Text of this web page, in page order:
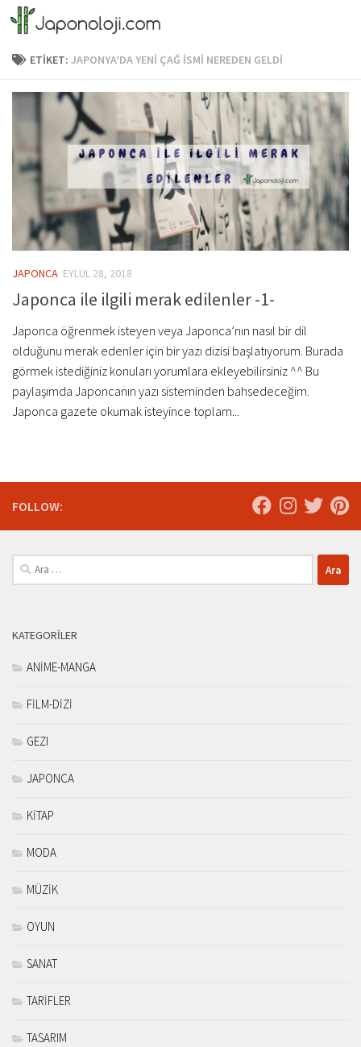
Skip to content
ETIKET: JAPONYA’DA YENI ÇAĞ ISMI NEREDEN GELDI
JAPONCA EYLÜL 28, 2018
Japonca ile ilgili merak edilenler -1-
Japonca öğrenmek isteyen veya Japonca’nın nasıl bir dil
olduğunu merak edenler için bir yazı dizisi başlatıyorum. Burada
görmek istediğiniz konuları yorumlara ekleyebilirsiniz ^^ Bu
paylaşımda Japoncanın yazı sisteminden bahsedeceğim.
Japonca gazete okumak isteyince toplam...
FOLLOW:
Arama:
KATEGORILER
ANİME-MANGA
FİLM-DİZİ
GEZI
JAPONCA
KİTAP
MODA
MÜZİK
OYUN
SANAT
TARİFLER
TASARIM